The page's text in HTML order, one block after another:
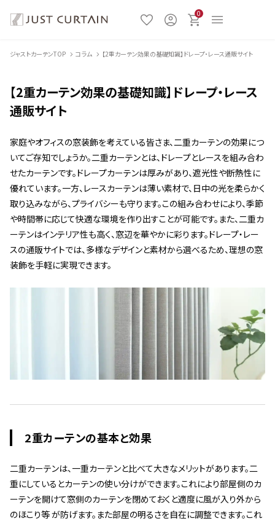
0
ジャストカーテンTOP コラム 【2重カーテン効果の基礎知識】ドレープ・レース通販サイト
【2重カーテン効果の基礎知識】ドレープ・レース
通販サイト
家庭やオフィスの窓装飾を考えている皆さま、二重カーテンの効果につ
いてご存知でしょうか。二重カーテンとは、ドレープとレースを組み合わ
せたカーテンです。ドレープカーテンは厚みがあり、遮光性や断熱性に
優れています。一方、レースカーテンは薄い素材で、日中の光を柔らかく
取り込みながら、プライバシーも守ります。この組み合わせにより、季節
や時間帯に応じて快適な環境を作り出すことが可能です。また、二重カ
ーテンはインテリア性も高く、窓辺を華やかに彩ります。ドレープ・レー
スの通販サイトでは、多様なデザインと素材から選べるため、理想の窓
装飾を手軽に実現できます。
2重カーテンの基本と効果
二重カーテンは、一重カーテンと比べて大きなメリットがあります。二
重にしているとカーテンの使い分けができます。これにより部屋側のカ
ーテンを開けて窓側のカーテンを閉めておくと適度に風が入り外から
のほこり等 が防げます。また部屋の明るさを自在に調整できます。これ